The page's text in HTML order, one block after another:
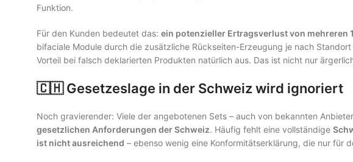
Funktion.
Für den Kunden bedeutet das: ein potenzieller Ertragsverlust von mehreren
bifaciale Module durch die zusätzliche Rückseiten-Erzeugung je nach
Vorteil bei falsch deklarierten Produkten natürlich aus. Das ist nicht nur
🇨🇭 Gesetzeslage in der Schweiz wird ignoriert
Noch gravierender: Viele der angebotenen Sets – auch von bekannten
gesetzlichen Anforderungen der Schweiz. Häufig fehlt eine vollständige
ist nicht ausreichend – ebenso wenig eine Konformitätserklärung, die nur für